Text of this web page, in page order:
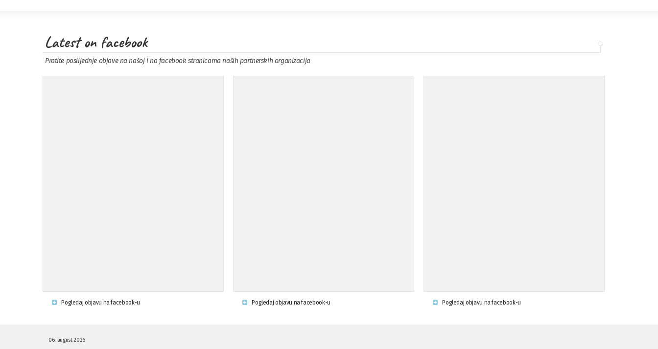
09.11.'15 Osuda incidenta tokom dženaze na Pe ...
Latest on facebook
Pratite poslijednje objave na našoj i na facebook stranicama naših partnerskih organizacija
Pogledaj objavu na facebook-u Pogledaj objavu na facebook-u Pogledaj objavu na facebook-u
06. august 2026